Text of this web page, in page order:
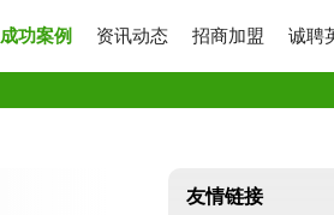
成功案例 资讯动态 招商加盟 诚聘
友情链接